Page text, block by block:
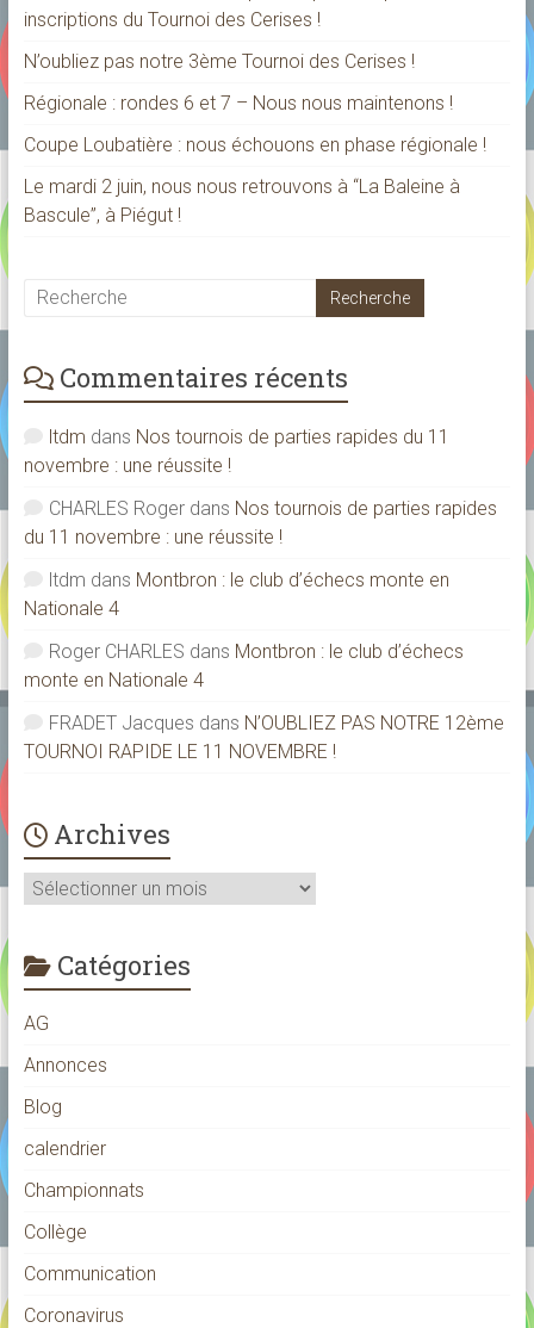
inscriptions du Tournoi des Cerises !
N’oubliez pas notre 3ème Tournoi des Cerises !
Régionale : rondes 6 et 7 – Nous nous maintenons !
Coupe Loubatière : nous échouons en phase régionale !
Le mardi 2 juin, nous nous retrouvons à “La Baleine à
Bascule”, à Piégut !
Commentaires récents
ltdm dans Nos tournois de parties rapides du 11
novembre : une réussite !
CHARLES Rogerdans Nos tournois de parties rapides
du 11 novembre : une réussite !
ltdm dans Montbron : le club d’échecs monte en
Nationale 4
Roger CHARLES dans Montbron : le club d’échecs
monte en Nationale 4
FRADET Jacques dans N’OUBLIEZ PAS NOTRE 12ème
TOURNOI RAPIDE LE 11 NOVEMBRE !
Archives
Archives
Catégories
AG
Annonces
Blog
calendrier
Championnats
Collège
Communication
Coronavirus